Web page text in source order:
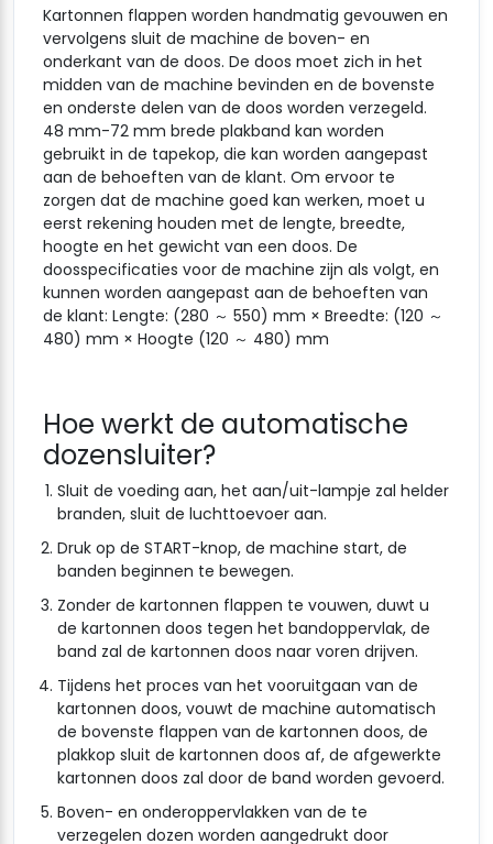
Kartonnen flappen worden handmatig gevouwen en
vervolgens sluit de machine de boven- en
onderkant van de doos. De doos moet zich in het
midden van de machine bevinden en de bovenste
en onderste delen van de doos worden verzegeld.
48 mm-72 mm brede plakband kan worden
gebruikt in de tapekop, die kan worden aangepast
aan de behoeften van de klant. Om ervoor te
zorgen dat de machine goed kan werken, moet u
eerst rekening houden met de lengte, breedte,
hoogte en het gewicht van een doos. De
doosspecificaties voor de machine zijn als volgt, en
kunnen worden aangepast aan de behoeften van
de klant: Lengte: (280 ～ 550) mm × Breedte: (120 ～
480) mm × Hoogte (120 ～ 480) mm
Hoe werkt de automatische
dozensluiter?
Sluit de voeding aan, het aan/uit-lampje zal helder
branden, sluit de luchttoevoer aan.
Druk op de START-knop, de machine start, de
banden beginnen te bewegen.
Zonder de kartonnen flappen te vouwen, duwt u
de kartonnen doos tegen het bandoppervlak, de
band zal de kartonnen doos naar voren drijven.
Tijdens het proces van het vooruitgaan van de
kartonnen doos, vouwt de machine automatisch
de bovenste flappen van de kartonnen doos, de
plakkop sluit de kartonnen doos af, de afgewerkte
kartonnen doos zal door de band worden gevoerd.
Boven- en onderoppervlakken van de te
verzegelen dozen worden aangedrukt door